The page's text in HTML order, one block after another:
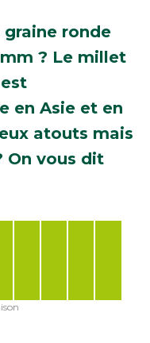
ronde
? Le millet
en Asie et en
atouts mais
On vous dit